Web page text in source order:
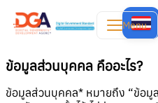
Menu
ข้อมูลส่วนบุคคล คืออะไร?
ข้อมูลส่วนบุคคล* หมายถึง “ข้อมู